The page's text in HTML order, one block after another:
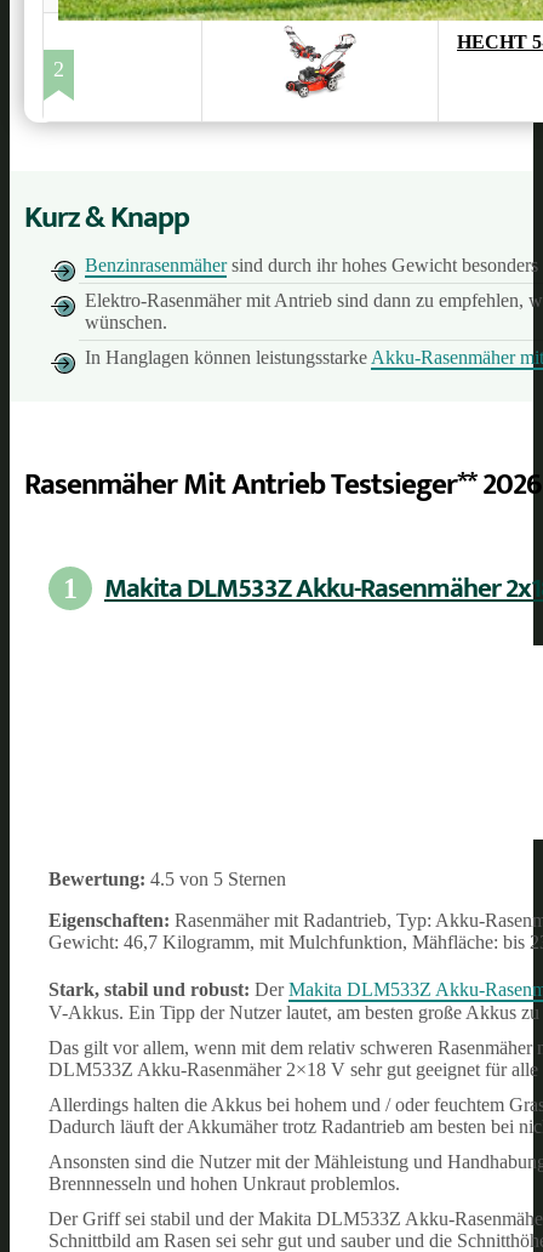
2
HECHT
Kurz & Knapp
Benzinrasenmähersind durch ihr hohes Gewicht
Elektro-Rasenmäher mit Antrieb sind dann zu empfehlen,
wünschen.
In Hanglagen können leistungsstarke Akku-Rasenmäher
Rasenmäher Mit Antrieb Testsieger** 2026
1 Makita DLM533Z Akku-Rasenmäher
Bewertung: 4.5 von 5 Sternen
Eigenschaften: Rasenmäher mit Radantrieb, Typ: Akku-
Gewicht: 46,7 Kilogramm, mit Mulchfunktion, Mähfläche: bis
Stark, stabil und robust: DerMakita DLM533Z Akku-
V-Akkus. Ein Tipp der Nutzer lautet, am besten große Akkus
Das gilt vor allem, wenn mit dem relativ schweren
DLM533Z Akku-Rasenmäher 2×18 V sehr gut geeignet für alle
Allerdings halten die Akkus bei hohem und / oder feuchtem
Dadurch läuft der Akkumäher trotz Radantrieb am besten bei
Ansonsten sind die Nutzer mit der Mähleistung und
Brennnesseln und hohen Unkraut problemlos.
Der Griff sei stabil und der Makita DLM533Z Akku-
Schnittbild am Rasen sei sehr gut und sauber und die